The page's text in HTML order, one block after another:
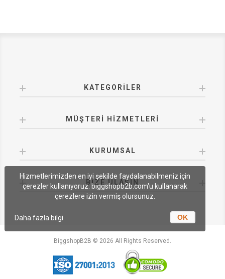
KATEGORILER
MÜŞTERI HIZMETLERI
KURUMSAL
BIZE ULAŞIN
BiggshopB2B © 2026 All Rights Reserved.
Hizmetlerimizden en iyi şekilde faydalanabilmeniz için
çerezler kullanıyoruz. biggshopb2b.com'u kullanarak
çerezlere izin vermiş olursunuz.
OK
Daha fazla bilgi